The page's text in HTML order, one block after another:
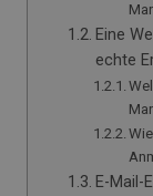
Eine
echte
E-Mail-